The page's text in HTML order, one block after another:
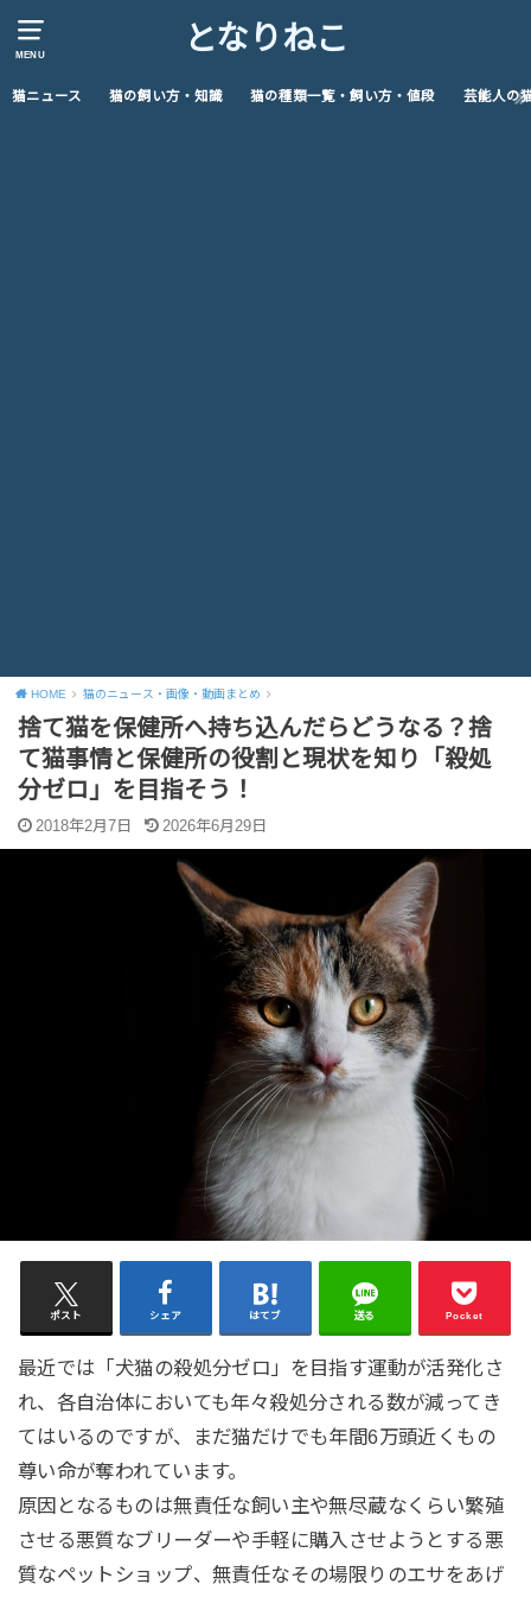
MENU となりねこ
猫ニュース 猫の飼い方・知識 猫の種類一覧・飼い方・値段 芸能人の
HOME 猫のニュース・画像・動画まとめ
捨て猫を保健所へ持ち込んだらどうなる？捨
て猫事情と保健所の役割と現状を知り「殺処
分ゼロ」を目指そう！
2018年2月7日 2026年6月29日
ポスト シェア はてブ 送る Pocket
最近では「犬猫の殺処分ゼロ」を目指す運動が活発化さ
れ、各自治体においても年々殺処分される数が減ってき
てはいるのですが、まだ猫だけでも年間6万頭近くもの
尊い命が奪われています。
原因となるものは無責任な飼い主や無尽蔵なくらい繁殖
させる悪質なブリーダーや手軽に購入させようとする悪
質なペットショップ、無責任なその場限りのエサをあげ